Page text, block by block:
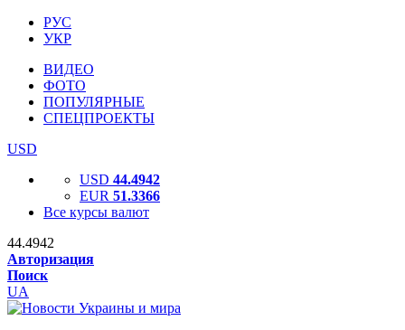
РУС
УКР
ВИДЕО
ФОТО
ПОПУЛЯРНЫЕ
СПЕЦПРОЕКТЫ
USD
USD 44.4942
EUR 51.3366
Все курсы валют
44.4942
Авторизация
Поиск
UA